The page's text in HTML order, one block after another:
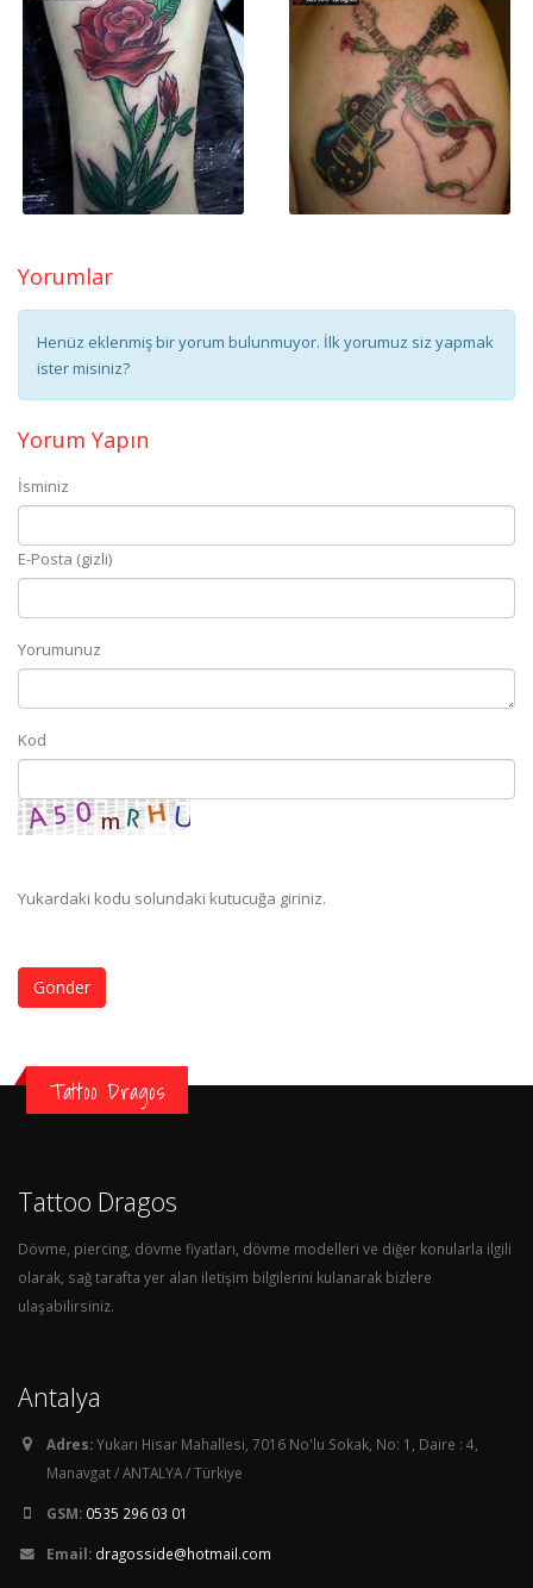
Yorumlar
Henüz eklenmiş bir yorum bulunmuyor. İlk yorumuz siz yapmak
ister misiniz?
Yorum Yapın
İsminiz
E-Posta (gizli)
Yorumunuz
Kod
Yukardaki kodu solundaki kutucuğa giriniz.
Gönder
Tattoo Dragos
Tattoo Dragos
Dövme, piercing, dövme fiyatları, dövme modelleri ve diğer konularla ilgili
olarak, sağ tarafta yer alan iletişim bilgilerini kulanarak bizlere
ulaşabilirsiniz.
Antalya
Adres:Yukarı Hisar Mahallesi, 7016 No'lu Sokak, No: 1, Daire : 4,
Manavgat / ANTALYA / Türkiye
GSM: 0535 296 03 01
Email: dragosside@hotmail.com